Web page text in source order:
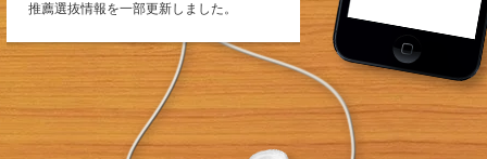
推薦選抜情報を一部更新しました。